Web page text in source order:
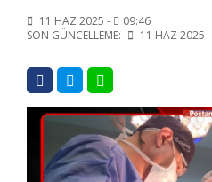
11 HAZ 2025 -
09:46
SON GÜNCELLEME:
11 HAZ 2025 -